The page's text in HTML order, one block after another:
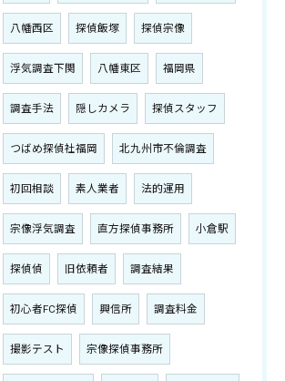
八幡西区 探偵飯塚 探偵宗像
浮気調査下関 八幡東区 福岡県
調査手法 隠しカメラ 探偵スタッフ
つばめ探偵社福岡 北九州市不倫調査
初回相談 素人業者 法的運用
宗像浮気調査 直方探偵事務所 小倉駅
探偵偵 旧依頼者 調査結果
初心者FC探偵 興信所 調査料金
撮影テスト 宗像探偵事務所